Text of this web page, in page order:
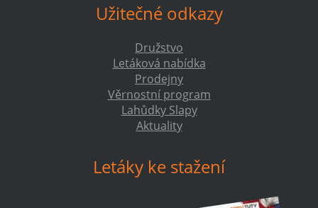
Užitečné odkazy
Družstvo
Letáková nabídka
Prodejny
Věrnostní program
Lahůdky Slapy
Aktuality
Letáky ke stažení